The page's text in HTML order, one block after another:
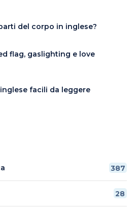
del corpo in inglese?
flag, gaslighting e love
facili da leggere
387
28